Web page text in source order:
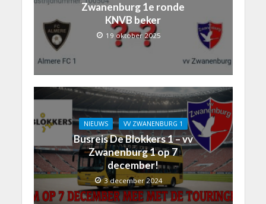
Zwanenburg 1e ronde
KNVB beker
19 oktober 2025
NIEUWS VV ZWANENBURG 1
Busreis De Blokkers 1 – vv
Zwanenburg 1 op 7
december!
3 december 2024